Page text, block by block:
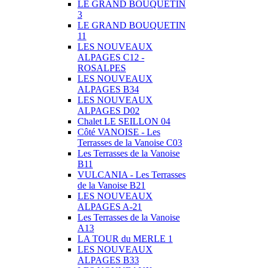
LE GRAND BOUQUETIN
3
LE GRAND BOUQUETIN
11
LES NOUVEAUX
ALPAGES C12 -
ROSALPES
LES NOUVEAUX
ALPAGES B34
LES NOUVEAUX
ALPAGES D02
Chalet LE SEILLON 04
Côté VANOISE - Les
Terrasses de la Vanoise C03
Les Terrasses de la Vanoise
B11
VULCANIA - Les Terrasses
de la Vanoise B21
LES NOUVEAUX
ALPAGES A-21
Les Terrasses de la Vanoise
A13
LA TOUR du MERLE 1
LES NOUVEAUX
ALPAGES B33